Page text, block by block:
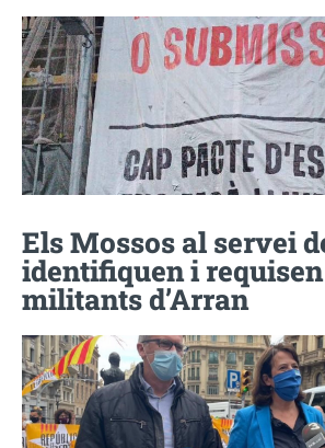
Els Mossos al servei
identifiquen i
militants d’Arran